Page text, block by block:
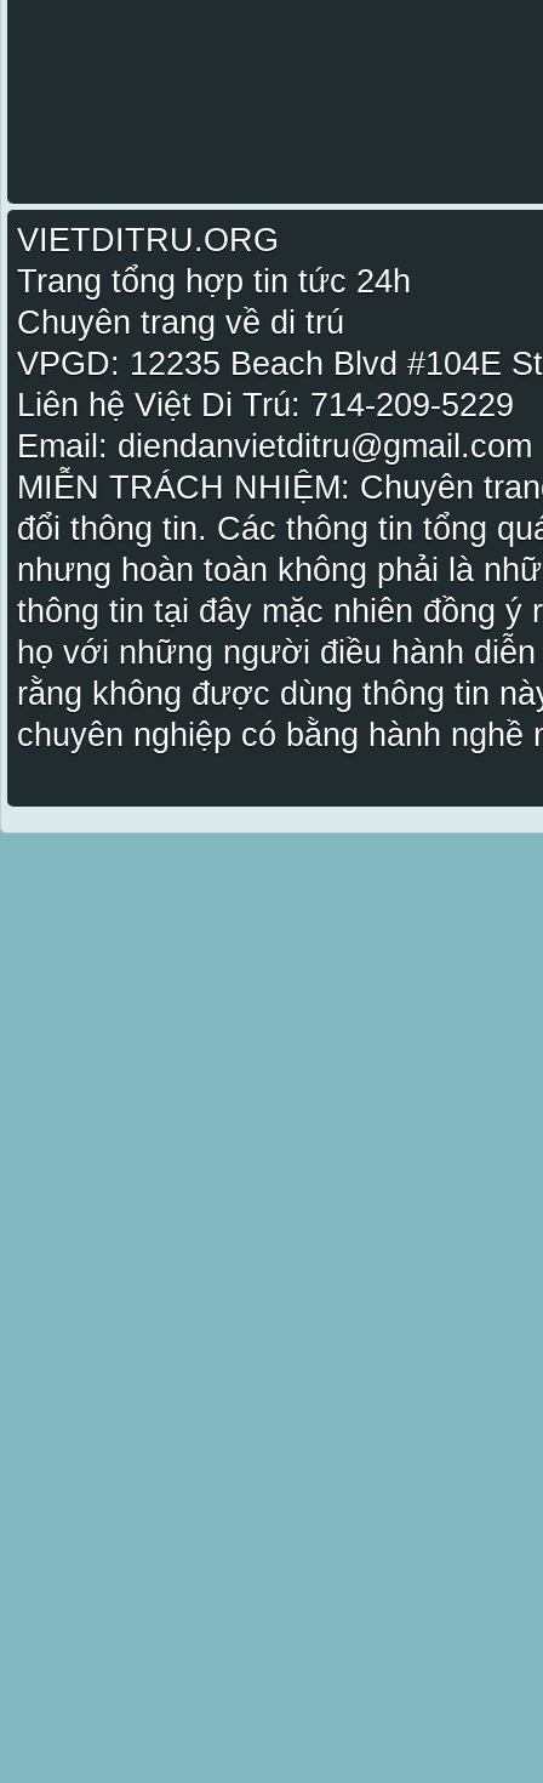
VIETDITRU.ORG
Trang tổng hợp tin tức 24h
Chuyên trang về di trú
VPGD: 12235 Beach Blvd #104E
Liên hệ Việt Di Trú: 714-209-5229
Email:
MIỄN TRÁCH NHIỆM: Chuyên
đổi thông tin. Các thông tin tổng
nhưng hoàn toàn không phải là
thông tin tại đây mặc nhiên đồng ý
họ với những người điều hành
rằng không được dùng thông tin
chuyên nghiệp có bằng hành